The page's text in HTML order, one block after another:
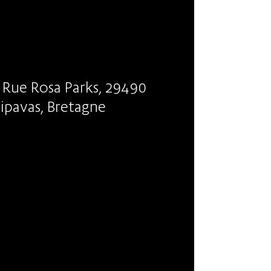
Rosa Parks, 29490
Bretagne